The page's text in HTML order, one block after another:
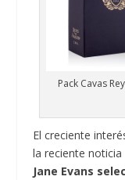
Pack Cavas
El creciente
la reciente
Jane Evans